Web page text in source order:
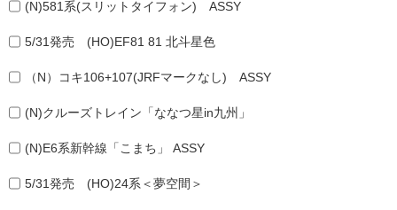
(N)581系(スリットタイフォン) ASSY
5/31発売 (HO)EF81 81 北斗星色
（N）コキ106+107(JRFマークなし) ASSY
(N)クルーズトレイン「ななつ星in九州」
(N)E6系新幹線「こまち」 ASSY
5/31発売 (HO)24系＜夢空間＞